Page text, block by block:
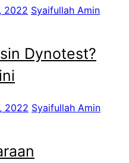
2022 Syaifullah Amin
Dynotest?
2022 Syaifullah Amin